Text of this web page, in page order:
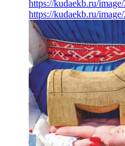
https://kudaekb.ru/
https://kudaekb.ru/